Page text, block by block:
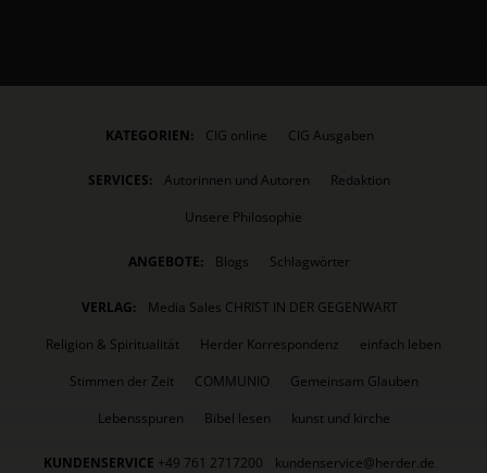
KATEGORIEN: CIG online CIG Ausgaben
SERVICES: Autorinnen und Autoren
Redaktion
Unsere Philosophie
ANGEBOTE: Blogs Schlagwörter
VERLAG:
Media Sales CHRIST IN DER GEGENWART
Religion & Spiritualität
Herder Korrespondenz
einfach leben
Stimmen der Zeit
COMMUNIO
Gemeinsam Glauben
Lebensspuren
Bibel lesen kunst und kirche
KUNDENSERVICE +49 761 2717200
kundenservice@herder.de